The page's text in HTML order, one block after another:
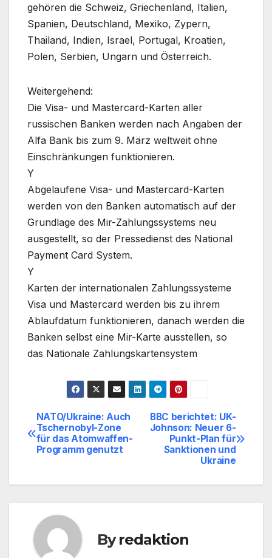
gehören die Schweiz, Griechenland, Italien,
Spanien, Deutschland, Mexiko, Zypern,
Thailand, Indien, Israel, Portugal, Kroatien,
Polen, Serbien, Ungarn und Österreich.
Weitergehend:
Die Visa- und Mastercard-Karten aller
russischen Banken werden nach Angaben der
Alfa Bank bis zum 9. März weltweit ohne
Einschränkungen funktionieren.
Y
Abgelaufene Visa- und Mastercard-Karten
werden von den Banken automatisch auf der
Grundlage des Mir-Zahlungssystems neu
ausgestellt, so der Pressedienst des National
Payment Card System.
Y
Karten der internationalen Zahlungssysteme
Visa und Mastercard werden bis zu ihrem
Ablaufdatum funktionieren, danach werden die
Banken selbst eine Mir-Karte ausstellen, so
das Nationale Zahlungskartensystem
Beitragsnavigation
BBC berichtet: UK-
Johnson: Neuer 6-
Punkt-Plan für
Sanktionen und
Ukraine
NATO/Ukraine: Auch
Tschernobyl-Zone
für das Atomwaffen-
Programm genutzt
Byredaktion